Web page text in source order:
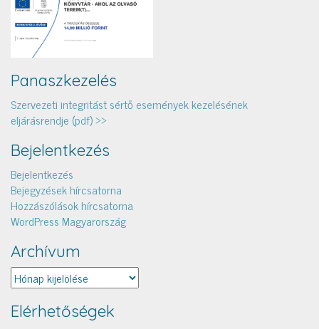
Panaszkezelés
Szervezeti integritást sértő események kezelésének
eljárásrendje (pdf) >>
Bejelentkezés
Bejelentkezés
Bejegyzések hírcsatorna
Hozzászólások hírcsatorna
WordPress Magyarország
Archívum
Archívum
Elérhetőségek